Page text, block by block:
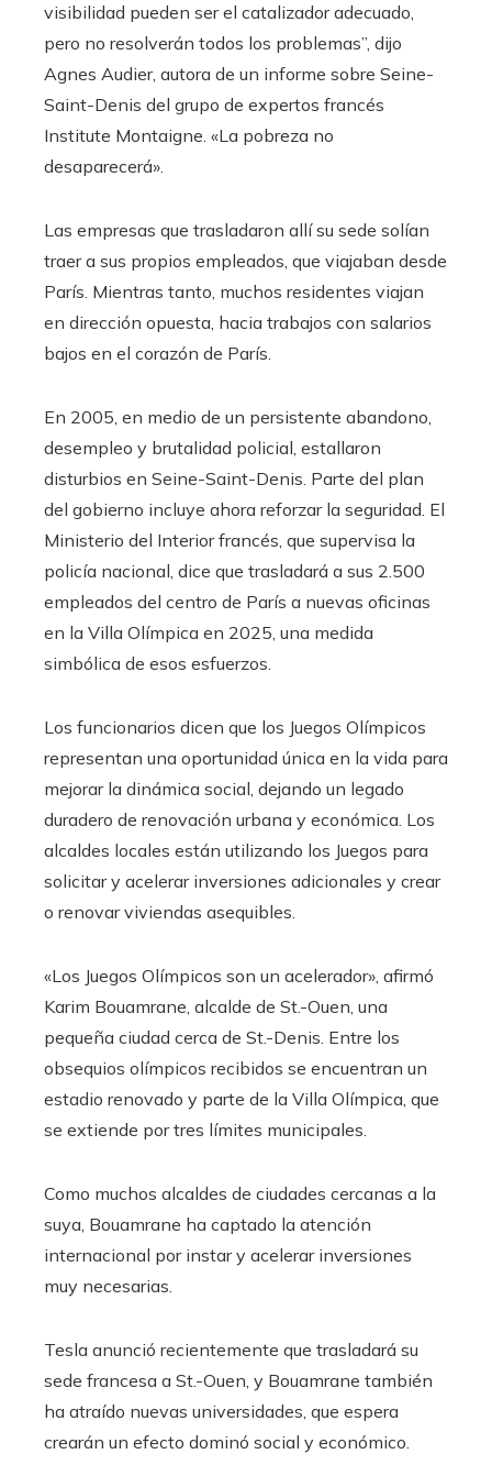
visibilidad pueden ser el catalizador adecuado,
pero no resolverán todos los problemas”, dijo
Agnes Audier, autora de un informe sobre Seine-
Saint-Denis del grupo de expertos francés
Institute Montaigne. «La pobreza no
desaparecerá».
Las empresas que trasladaron allí su sede solían
traer a sus propios empleados, que viajaban desde
París. Mientras tanto, muchos residentes viajan
en dirección opuesta, hacia trabajos con salarios
bajos en el corazón de París.
En 2005, en medio de un persistente abandono,
desempleo y brutalidad policial, estallaron
disturbios en Seine-Saint-Denis. Parte del plan
del gobierno incluye ahora reforzar la seguridad. El
Ministerio del Interior francés, que supervisa la
policía nacional, dice que trasladará a sus 2.500
empleados del centro de París a nuevas oficinas
en la Villa Olímpica en 2025, una medida
simbólica de esos esfuerzos.
Los funcionarios dicen que los Juegos Olímpicos
representan una oportunidad única en la vida para
mejorar la dinámica social, dejando un legado
duradero de renovación urbana y económica. Los
alcaldes locales están utilizando los Juegos para
solicitar y acelerar inversiones adicionales y crear
o renovar viviendas asequibles.
«Los Juegos Olímpicos son un acelerador», afirmó
Karim Bouamrane, alcalde de St.-Ouen, una
pequeña ciudad cerca de St.-Denis. Entre los
obsequios olímpicos recibidos se encuentran un
estadio renovado y parte de la Villa Olímpica, que
se extiende por tres límites municipales.
Como muchos alcaldes de ciudades cercanas a la
suya, Bouamrane ha captado la atención
internacional por instar y acelerar inversiones
muy necesarias.
Tesla anunció recientemente que trasladará su
sede francesa a St.-Ouen, y Bouamrane también
ha atraído nuevas universidades, que espera
crearán un efecto dominó social y económico.